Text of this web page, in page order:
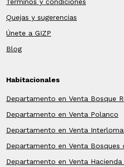
Quejas y sugerencias
Únete a GIZP
Blog
Habitacionales
Departamento en Venta Bosque
Departamento en Venta Polanco
Departamento en Venta
Departamento en Venta Bosques
Departamento en Venta